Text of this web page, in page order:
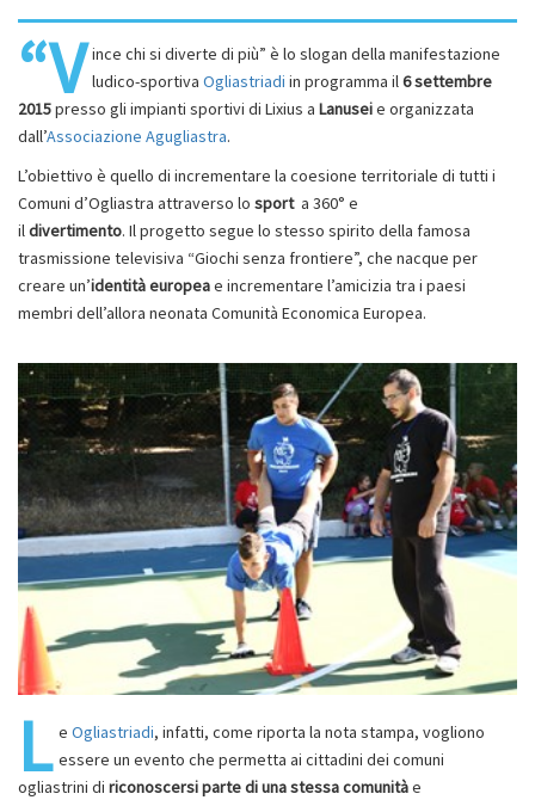
“V ince chi si diverte di più” è lo slogan della manifestazione
ludico-sportiva Ogliastriadi in programma il6 settembre
2015presso gli impianti sportivi di Lixius a Lanuseie organizzata
dall’Associazione Agugliastra.
L’obiettivo è quello di incrementare la coesione territoriale di tutti i
Comuni d’Ogliastra attraverso lo sporta 360° e
ildivertimento. Il progetto segue lo stesso spirito della famosa
trasmissione televisiva “Giochi senza frontiere”, che nacque per
creare un’identità europeae incrementare l’amicizia tra i paesi
membri dell’allora neonata Comunità Economica Europea.
L e Ogliastriadi, infatti, come riporta la nota stampa, vogliono
essere un evento che permetta ai cittadini dei comuni
ogliastrini di riconoscersi parte di una stessa comunitàe